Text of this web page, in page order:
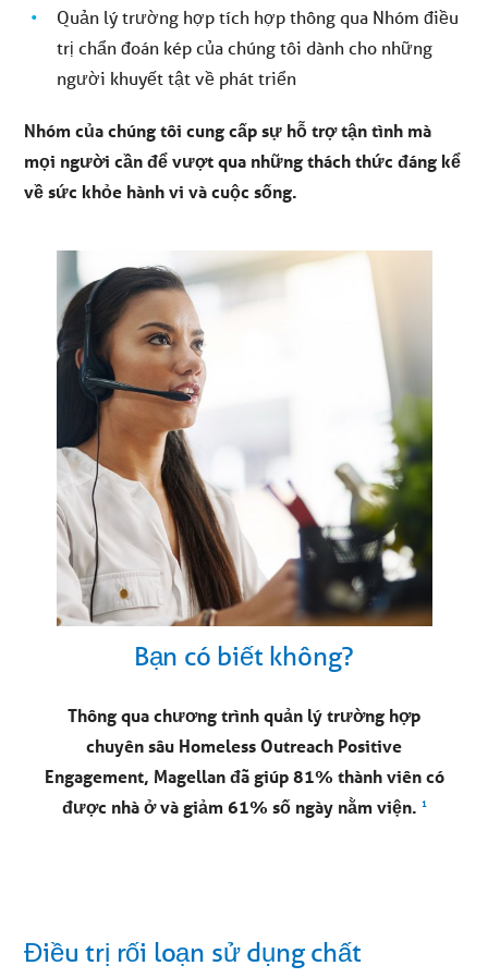
Quản lý trường hợp tích hợp thông qua Nhóm điều
trị chẩn đoán kép của chúng tôi dành cho những
người khuyết tật về phát triển
Nhóm của chúng tôi cung cấp sự hỗ trợ tận tình mà
mọi người cần để vượt qua những thách thức đáng kể
về sức khỏe hành vi và cuộc sống.
Bạn có biết không?
Thông qua chương trình quản lý trường hợp
chuyên sâu Homeless Outreach Positive
Engagement, Magellan đã giúp 81% thành viên có
được nhà ở và giảm 61% số ngày nằm viện. 1
Điều trị rối loạn sử dụng chất